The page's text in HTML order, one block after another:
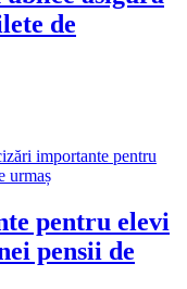
de
pentru elevi
pensii de